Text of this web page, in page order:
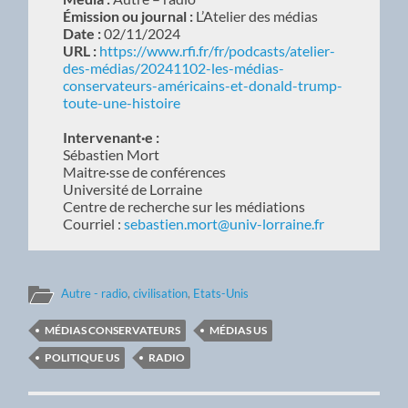
Émission ou journal : L’Atelier des médias
Date :02/11/2024
URL : https://www.rfi.fr/fr/podcasts/atelier-
des-médias/20241102-les-médias-
conservateurs-américains-et-donald-trump-
toute-une-histoire
Intervenant·e :
Sébastien Mort
Maitre·sse de conférences
Université de Lorraine
Centre de recherche sur les médiations
Courriel :sebastien.mort@univ-lorraine.fr
Autre - radio,civilisation, Etats-Unis
MÉDIAS CONSERVATEURS
MÉDIAS US
POLITIQUE US
RADIO